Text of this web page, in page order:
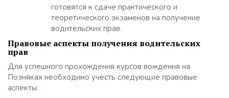
готовятся к сдаче практического и
теоретического экзаменов на получение
водительских прав.
Правовые аспекты получения водительских
прав
Для успешного прохождения курсов вождения на
Позняках необходимо учесть следующие правовые
аспекты: